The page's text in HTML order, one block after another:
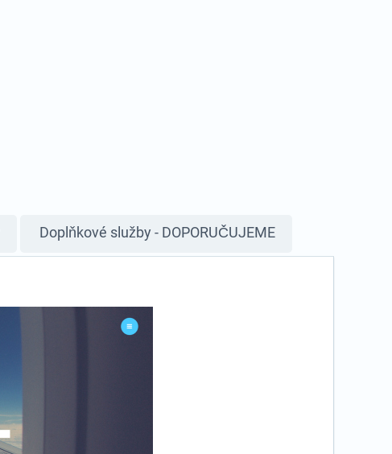
Doplňkové služby - DOPORUČUJEME